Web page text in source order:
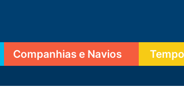
Companhias e Navios